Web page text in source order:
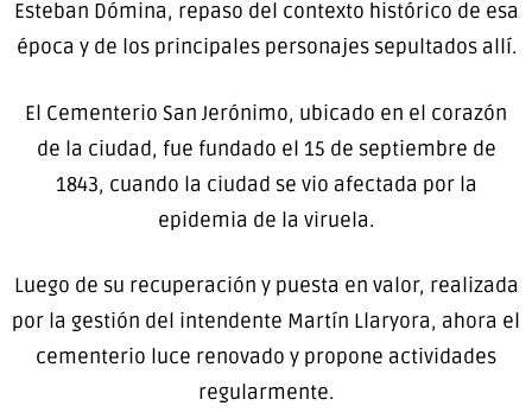
Esteban Dómina, repaso del contexto histórico de esa
época y de los principales personajes sepultados allí.
El Cementerio San Jerónimo, ubicado en el corazón
de la ciudad, fue fundado el 15 de septiembre de
1843, cuando la ciudad se vio afectada por la
epidemia de la viruela.
Luego de su recuperación y puesta en valor, realizada
por la gestión del intendente Martín Llaryora, ahora el
cementerio luce renovado y propone actividades
regularmente.